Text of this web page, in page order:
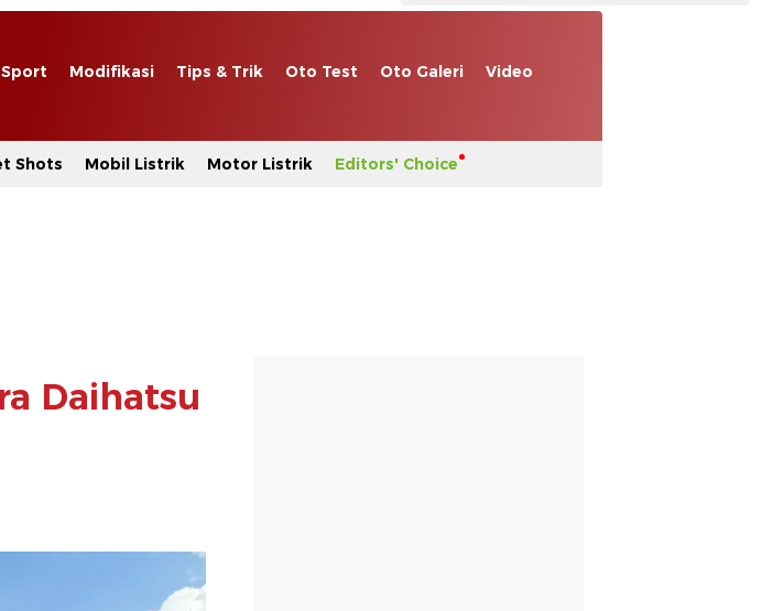
Modifikasi Tips & Trik Oto Test Oto Galeri Video
Shots Mobil Listrik Motor Listrik Editors' Choice
Daihatsu